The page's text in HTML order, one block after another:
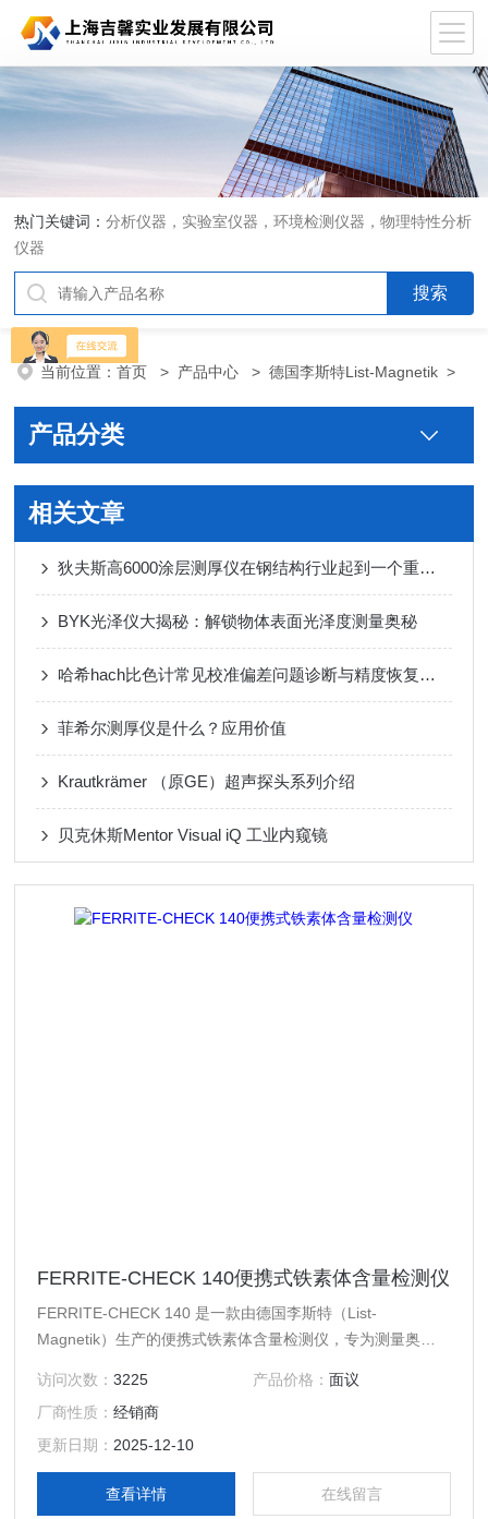
热门关键词：分析仪器，实验室仪器，环境检测仪器，物理特性分析
仪器
当前位置：首页 > 产品中心 >德国李斯特List-Magnetik >
产品分类
相关文章
狄夫斯高6000涂层测厚仪在钢结构行业起到一个重要角色
BYK光泽仪大揭秘：解锁物体表面光泽度测量奥秘
哈希hach比色计常见校准偏差问题诊断与精度恢复技巧
菲希尔测厚仪是什么？应用价值
Krautkrämer （原GE）超声探头系列介绍
贝克休斯Mentor Visual iQ 工业内窥镜
FERRITE-CHECK 140便携式铁素体含量检测仪
FERRITE-CHECK 140 是一款由德国李斯特（List-
Magnetik）生产的便携式铁素体含量检测仪，专为测量奥氏
行测量，符合国际标准 DIN EN ISO 8249，能够快速、准确
地检测焊缝中的铁素体含量，确保焊接质量和材料性能。其紧
凑的设计和高亮 OLED 显示屏使其在工业现场和实验室中均
能高效使用。
访问次数：3225 产品价格： 面议
厂商性质：经销商
更新日期： 2025-12-10
查看详情 在线留言